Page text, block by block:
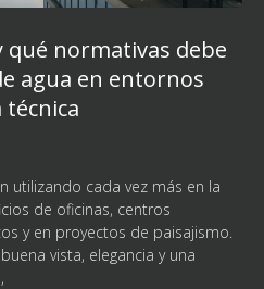
normativas debe
agua en entornos
técnica
utilizando cada vez más en la
de oficinas, centros
y en proyectos de paisajismo.
vista, elegancia y una